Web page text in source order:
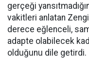
gerçeği
vakitleri anlatan
derece eğlenceli,
adapte olabilecek
olduğunu dile getirdi.